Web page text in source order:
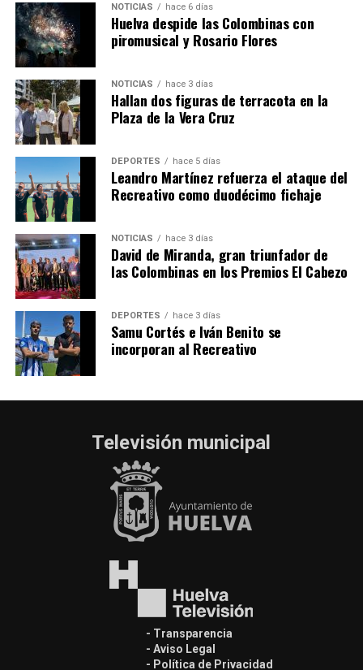
QUINTA CORRIDA DE LAS FIESTAS COLOMBINAS
2026
hace 7 días· Huelvatv
NOTICIAS hace 6 días
Huelva despide las Colombinas con
piromusical y Rosario Flores
NOTICIAS hace 3 días
Hallan dos figuras de terracota en la
Plaza de la Vera Cruz
DEPORTES hace 5 días
Leandro Martínez refuerza el ataque del
Recreativo como duodécimo fichaje
NOTICIAS hace 3 días
David de Miranda, gran triunfador de
las Colombinas en los Premios El Cabezo
DEPORTES hace 3 días
Samu Cortés e Iván Benito se
incorporan al Recreativo
Televisión municipal
- Transparencia
- Aviso Legal
- Política de Privacidad